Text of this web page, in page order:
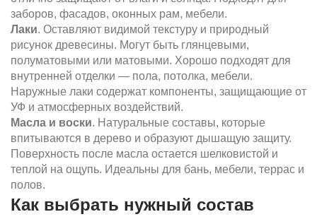
заборов, фасадов, оконных рам, мебели.
Лаки. Оставляют видимой текстуру и природный
рисунок древесины. Могут быть глянцевыми,
полуматовыми или матовыми. Хорошо подходят для
внутренней отделки — пола, потолка, мебели.
Наружные лаки содержат компоненты, защищающие от
УФ и атмосферных воздействий.
Масла и воски. Натуральные составы, которые
впитываются в дерево и образуют дышащую защиту.
Поверхность после масла остается шелковистой и
теплой на ощупь. Идеальны для бань, мебели, террас и
полов.
Как выбрать нужный состав